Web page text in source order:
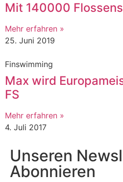
Mit 140000
Mehr erfahren »
25. Juni 2019
Finswimming
Max wird
FS
Mehr erfahren »
4. Juli 2017
Unseren
Abonnieren